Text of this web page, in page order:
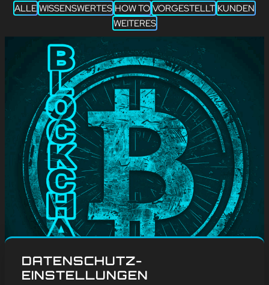
ALLE WISSENSWERTES HOW TO VORGESTELLT KUNDEN
WEITERES
Blog, Wissenswertes
BLOCKCHAIN
DATENSCHUTZ-
EINSTELLUNGEN